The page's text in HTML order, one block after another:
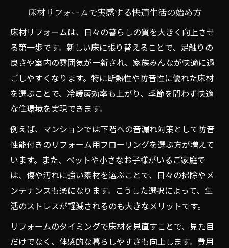
床材リフォームで実感する快適生活の始め方
床材リフォームは、日々の暮らしの質を大きく向上させ
る第一歩です。新しい床に張り替えることで、足触りの
良さや室内の雰囲気が一新され、家族みんなが快適に過
ごしやすくなります。特に断熱性や防音性に優れた床材
を選ぶことで、冷暖房効率も上がり、季節を問わず快適
な住環境を実現できます。
例えば、マンションでは下階への音漏れ対策として防音
性能付きのリフォーム用フローリングを選ぶ方が増えて
います。また、ペットや小さなお子様がいるご家庭で
は、傷や汚れに強い素材を選ぶことで、日々の掃除やメ
ンテナンスも楽になります。こうした選択によって、生
活のストレスが軽減されるのも大きなメリットです。
リフォームのタイミングで床材を見直すことで、見た目
だけでなく、体感的な暮らしやすさも向上します。費用